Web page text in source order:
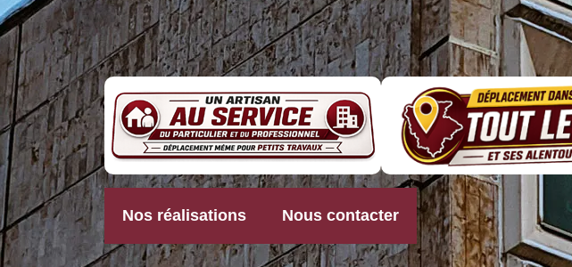
Nos réalisations Nous contacter